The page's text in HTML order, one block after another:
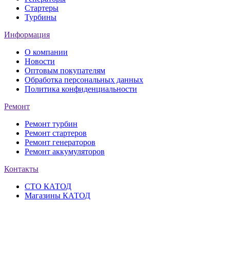
Стартеры
Турбины
Информация
О компании
Новости
Оптовым покупателям
Обработка персональных данных
Политика конфиденциальности
Ремонт
Ремонт турбин
Ремонт стартеров
Ремонт генераторов
Ремонт аккумуляторов
Контакты
СТО КАТОД
Магазины КАТОД